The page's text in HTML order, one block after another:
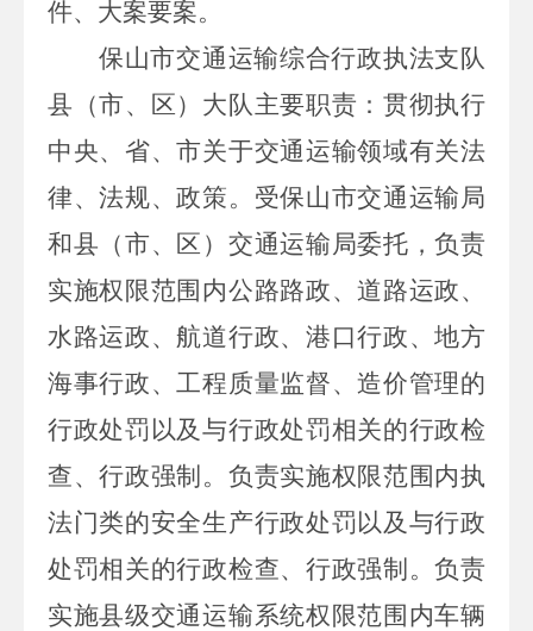
件、大案要案。
保山市交通运输综合行政执法支队
县（市、区）大队主要职责：贯彻执行
中央、省、市关于交通运输领域有关法
律、法规、政策。受保山市交通运输局
和县（市、区）交通运输局委托，负责
实施权限范围内公路路政、道路运政、
水路运政、航道行政、港口行政、地方
海事行政、工程质量监督、造价管理的
行政处罚以及与行政处罚相关的行政检
查、行政强制。负责实施权限范围内执
法门类的安全生产行政处罚以及与行政
处罚相关的行政检查、行政强制。负责
实施县级交通运输系统权限范围内车辆